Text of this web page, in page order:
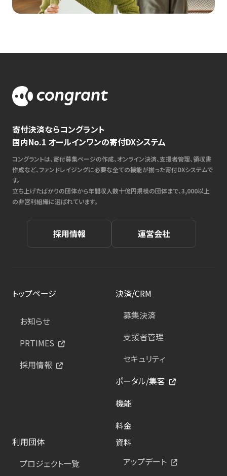
寄付決済ならコングラント
国内No.1 オールインワンの寄付DXシステム
コングラントは、寄付募集ページの作成、オンライン決済、支援者管理、領収書
作成など、ファンドレイジングに必要な全ての機能が揃った寄付DXシステムで
す。
立ち上げたばかりの団体から年間収入数十億円規模の団体まで、3,000以上
の非営利組織に選ばれています。
採用情報 運営会社
トップページ
お知らせ
PRTIMES
採用情報
決済/CRM
募集決済
支援者管理
セキュリティ
ポータル/集客
機能
料金
利用団体
プロジェクト一覧
資料
アップデート